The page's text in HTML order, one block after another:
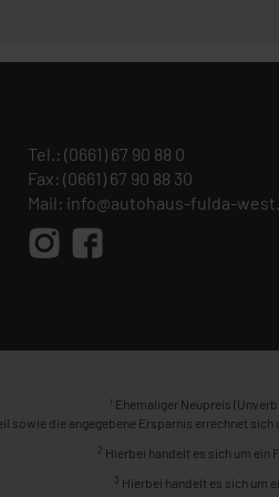
Tel.: (0661) 67 90 88 0
Fax: (0661) 67 90 88 30
Mail: info@autohaus-fulda-
1 Ehemaliger Neupreis
sowie die angegebene Ersparnis errechnet
2 Hierbei handelt es sich um ein
3 Hierbei handelt es sich um